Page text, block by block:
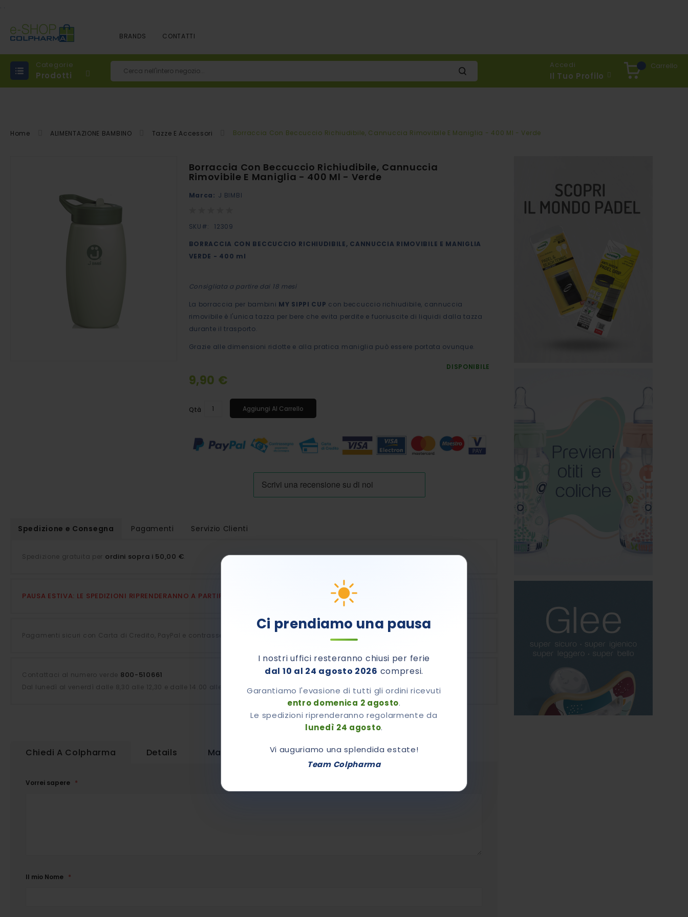
Ci prendiamo una pausa
I nostri uffici resteranno chiusi per ferie
dal 10 al 24 agosto 2026 compresi.
Garantiamo l'evasione di tutti gli ordini ricevuti
entro domenica 2 agosto.
Le spedizioni riprenderanno regolarmente da
lunedì 24 agosto.
Vi auguriamo una splendida estate!
Team Colpharma
. .
BRANDS CONTATTI
Categorie
Prodotti Cerca
Carrello
Accedi
Il Tuo Profilo
Home ALIMENTAZIONE BAMBINO Tazze E Accessori Borraccia Con Beccuccio Richiudibile, Cannuccia Rimovibile E Maniglia - 400 Ml - Verde
Spedizione e Consegna Pagamenti Servizio Clienti
Spedizione gratuita per ordini sopra i 50,00 €
PAUSA ESTIVA: LE SPEDIZIONI RIPRENDERANNO A PARTIRE DA LUNEDÌ 24 AGOSTO
Pagamenti sicuri con Carta di Credito, PayPal e contrassegno.
Contattaci al numero verde 800-510661
Dal lunedì al venerdì dalle 8,30 alle 12,30 e dalle 14.00 alle 17.00
Borraccia Con Beccuccio Richiudibile, Cannuccia
Rimovibile E Maniglia - 400 Ml - Verde
Marca: J BIMBI
SKU
12309
BORRACCIA CON BECCUCCIO RICHIUDIBILE, CANNUCCIA RIMOVIBILE E MANIGLIA
VERDE - 400 ml
Consigliata a partire dai 18 mesi
La borraccia per bambini MY SIPPI CUP con beccuccio richiudibile, cannuccia
rimovibile è l'unica tazza per bere che evita perdite e fuoriuscite di liquidi dalla tazza
durante il trasporto.
Grazie alle dimensioni ridotte e alla pratica maniglia può essere portata ovunque.
DISPONIBILE
9,90 €
Qtà Aggiungi Al Carrello
Chiedi A Colpharma
Vorrei sapere
Il mio Nome
Details Maggiori Informazioni Recensioni